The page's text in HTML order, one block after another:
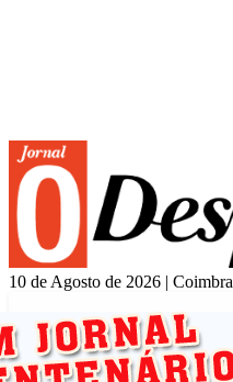
10 de Agosto de 2026 | Coimbra